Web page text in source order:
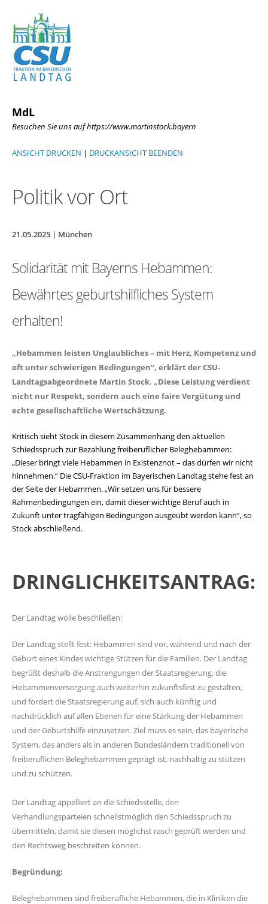
MdL
Besuchen Sie uns auf https://www.martinstock.bayern
ANSICHT DRUCKEN | DRUCKANSICHT BEENDEN
Politik vor Ort
21.05.2025 | München
Solidarität mit Bayerns Hebammen:
Bewährtes geburtshilfliches System
erhalten!
Hebammen leisten Unglaubliches – mit Herz, Kompetenz und
oft unter schwierigen Bedingungen“, erklärt der CSU-
Landtagsabgeordnete Martin Stock. „Diese Leistung verdient
nicht nur Respekt, sondern auch eine faire Vergütung und
echte gesellschaftliche Wertschätzung.
Kritisch sieht Stock in diesem Zusammenhang den aktuellen
Schiedsspruch zur Bezahlung freiberuflicher Beleghebammen:
Dieser bringt viele Hebammen in Existenznot – das dürfen wir nicht
hinnehmen.“ Die CSU-Fraktion im Bayerischen Landtag stehe fest an
der Seite der Hebammen. „Wir setzen uns für bessere
Rahmenbedingungen ein, damit dieser wichtige Beruf auch in
Zukunft unter tragfähigen Bedingungen ausgeübt werden kann“, so
Stock abschließend.
DRINGLICHKEITSANTRAG:
Der Landtag wolle beschließen:
Der Landtag stellt fest: Hebammen sind vor, während und nach der
Geburt eines Kindes wichtige Stützen für die Familien. Der Landtag
begrüßt deshalb die Anstrengungen der Staatsregierung, die
Hebammenversorgung auch weiterhin zukunftsfest zu gestalten,
und fordert die Staatsregierung auf, sich auch künftig und
nachdrücklich auf allen Ebenen für eine Stärkung der Hebammen
und der Geburtshilfe einzusetzen. Ziel muss es sein, das bayerische
System, das anders als in anderen Bundesländern traditionell von
freiberuflichen Beleghebammen geprägt ist, nachhaltig zu stützen
und zu schützen.
Der Landtag appelliert an die Schiedsstelle, den
Verhandlungsparteien schnellstmöglich den Schiedsspruch zu
übermitteln, damit sie diesen möglichst rasch geprüft werden und
den Rechtsweg beschreiten können.
Begründung:
Beleghebammen sind freiberufliche Hebammen, die in Kliniken die